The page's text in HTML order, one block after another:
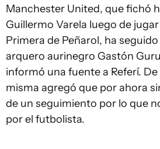
Manchester United, que fichó
Guillermo Varela luego de
Primera de Peñarol, ha
arquero aurinegro Gastón
informó una fuente a Referí.
misma agregó que por ahora
de un seguimiento por lo que
por el futbolista.